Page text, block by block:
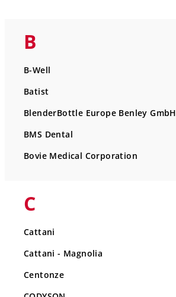
B
B-Well
Batist
BlenderBottle Europe Benley GmbH
BMS Dental
Bovie Medical Corporation
C
Cattani
Cattani - Magnolia
Centonze